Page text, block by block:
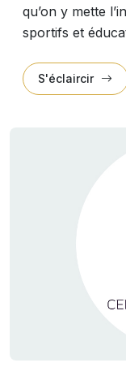
qu’on y mette
sportifs et
S'éclaircir